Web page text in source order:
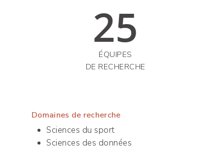
25
ÉQUIPES
DE RECHERCHE
Domaines de recherche
Sciences du sport
Sciences des données